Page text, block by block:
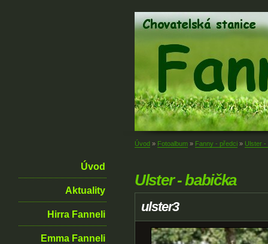
Úvod
Aktuality
Hirra Fanneli
Emma Fanneli
Úvod » Fotoalbum » Fanny - předci » Ulster -
Ulster - babička
ulster3